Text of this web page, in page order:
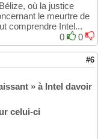
où la justice
le meurtre de
comprendre Intel...
0
0
#6
» à Intel davoir
celui-ci